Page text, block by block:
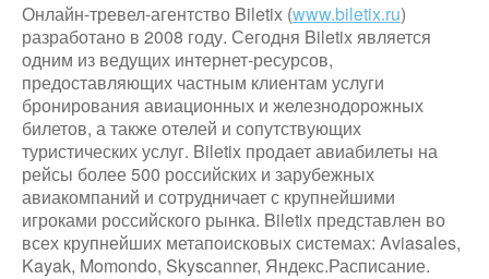
Онлайн-тревел-агентство Biletix (www.biletix.ru)
разработано в 2008 году. Сегодня Biletix является
одним из ведущих интернет-ресурсов,
предоставляющих частным клиентам услуги
бронирования авиационных и железнодорожных
билетов, а также отелей и сопутствующих
туристических услуг. Biletix продает авиабилеты на
рейсы более 500 российских и зарубежных
авиакомпаний и сотрудничает с крупнейшими
игроками российского рынка. Biletix представлен во
всех крупнейших метапоисковых системах: Aviasales,
Kayak, Momondo, Skyscanner, Яндекс.Расписание.